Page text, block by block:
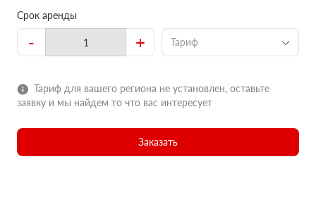
Срок аренды
- + Тариф
Тариф для вашего региона не установлен, оставьте
заявку и мы найдем то что вас интересует
Заказать